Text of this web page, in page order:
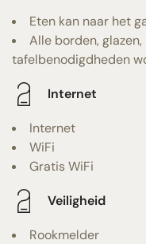
Eten kan naar het
Alle borden,
tafelbenodigdheden
Internet
Internet
WiFi
Gratis WiFi
Veiligheid
Rookmelder